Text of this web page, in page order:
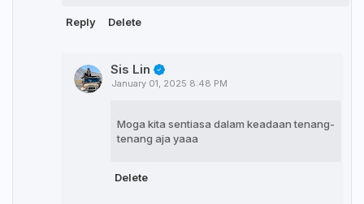
Reply Delete
Sis Lin
January 01, 2025 8:48 PM
Moga kita sentiasa dalam keadaan tenang-
tenang aja yaaa
Delete